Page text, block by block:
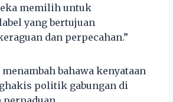
memilih untuk
yang bertujuan
dan perpecahan.”
bahawa kenyataan
politik gabungan di